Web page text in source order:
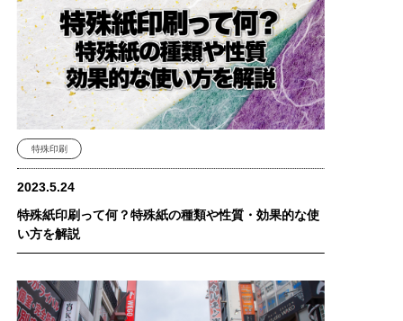
特殊印刷
2023.5.24
特殊紙印刷って何？特殊紙の種類や性質・効果的な使
い方を解説